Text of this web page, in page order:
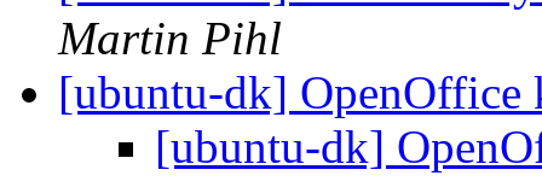
Martin Pihl
[ubuntu-dk] OpenOffice
[ubuntu-dk]